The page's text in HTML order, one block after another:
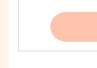
個人情報を
たは公表し
反する目的